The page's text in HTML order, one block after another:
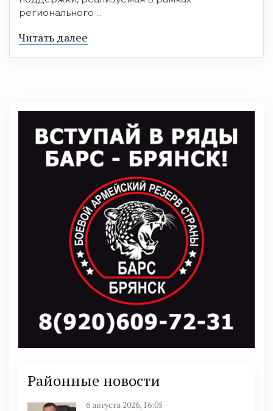
регионального ...
Читать далее
Районные новости
6 августа 2026, 16:05